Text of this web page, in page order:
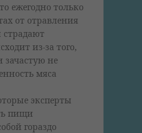
ежегодно только
от отравления
из-за того,
зачастую не
мяса
эксперты
пищи
гораздо